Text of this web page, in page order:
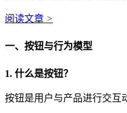
阅读文章 >
一、按钮与行为模型
1. 什么是按钮？
按钮是用户与产品进行交互